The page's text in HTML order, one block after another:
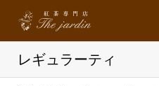
レギュラーティ